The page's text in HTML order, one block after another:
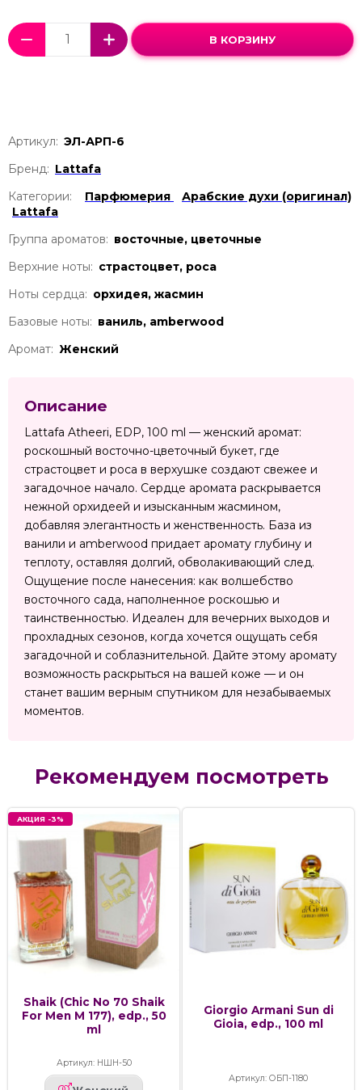
В КОРЗИНУ
Артикул: ЭЛ-АРП-6
Бренд: Lattafa
Категории:
Парфюмерия
Арабские духи (оригинал)
Lattafa
Группа ароматов: восточные, цветочные
Верхние ноты: страстоцвет, роса
Ноты сердца: орхидея, жасмин
Базовые ноты: ваниль, amberwood
Аромат: Женский
Описание
Lattafa Atheeri, EDP, 100 ml — женский аромат:
роскошный восточно-цветочный букет, где
страстоцвет и роса в верхушке создают свежее и
загадочное начало. Сердце аромата раскрывается
нежной орхидеей и изысканным жасмином,
добавляя элегантность и женственность. База из
ванили и amberwood придает аромату глубину и
теплоту, оставляя долгий, обволакивающий след.
Ощущение после нанесения: как волшебство
восточного сада, наполненное роскошью и
таинственностью. Идеален для вечерних выходов и
прохладных сезонов, когда хочется ощущать себя
загадочной и соблазнительной. Дайте этому аромату
возможность раскрыться на вашей коже — и он
станет вашим верным спутником для незабываемых
моментов.
Рекомендуем посмотреть
АКЦИЯ -3%
Shaik (Chic No 70 Shaik
For Men M 177), edp., 50
ml
Артикул: НШН-50
Giorgio Armani Sun di
Gioia, edp., 100 ml
Артикул: ОБП-1180